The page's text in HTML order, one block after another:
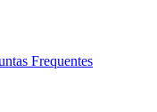
Frequentes